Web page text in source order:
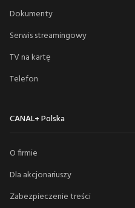
Dokumenty
Serwis streamingowy
TV na kartę
Telefon
CANAL+ Polska
O firmie
Dla akcjonariuszy
Zabezpieczenie treści